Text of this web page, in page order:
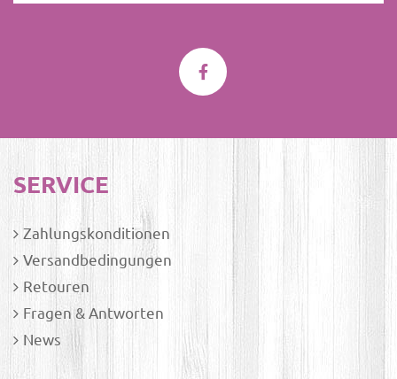
SERVICE
Zahlungskonditionen
Versandbedingungen
Retouren
Fragen & Antworten
News